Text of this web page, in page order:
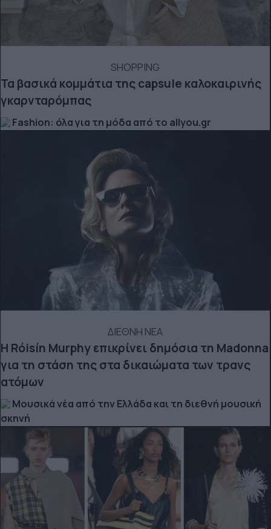
SHOPPING
Τα βασικά κομμάτια της capsule καλοκαιρινής
γκαρνταρόμπας
Fashion: όλα για τη μόδα από το allyou.gr
ΔΙΕΘΝΗ ΝΕΑ
Η Róisín Murphy επικρίνει δημόσια τη Madonna
για τη στάση της στα δικαιώματα των τρανς
ατόμων
Μουσικά νέα από την Ελλάδα και τη διεθνή μουσική
σκηνή